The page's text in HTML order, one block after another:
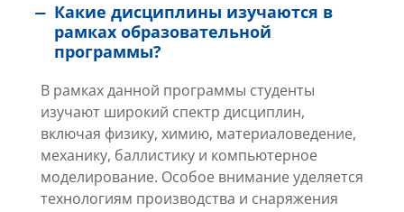
Какие дисциплины изучаются в
рамках образовательной
программы?
В рамках данной программы студенты
изучают широкий спектр дисциплин,
включая физику, химию, материаловедение,
механику, баллистику и компьютерное
моделирование. Особое внимание уделяется
технологиям производства и снаряжения